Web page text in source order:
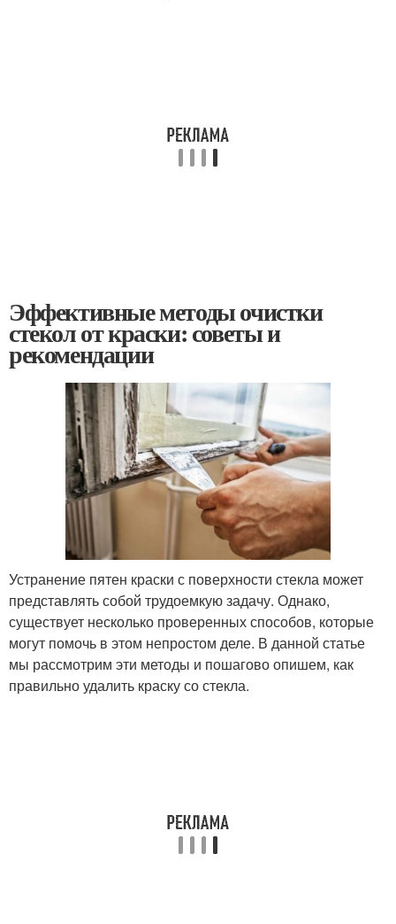
Эффективные методы очистки
стекол от краски: советы и
рекомендации
Устранение пятен краски с поверхности стекла может
представлять собой трудоемкую задачу. Однако,
существует несколько проверенных способов, которые
могут помочь в этом непростом деле. В данной статье
мы рассмотрим эти методы и пошагово опишем, как
правильно удалить краску со стекла.